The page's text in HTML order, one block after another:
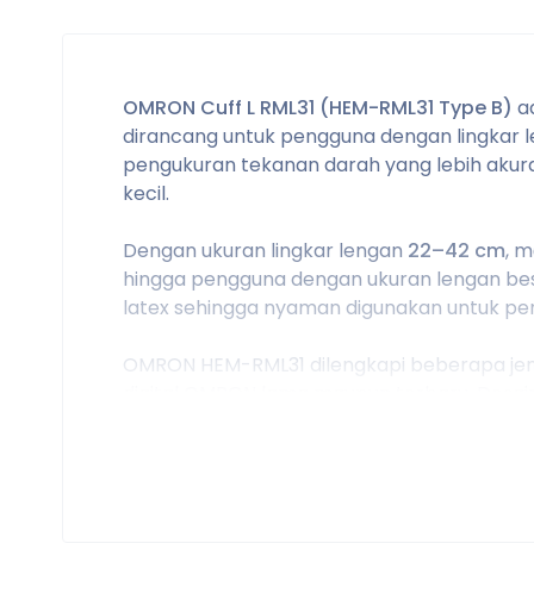
OMRON Cuff L RML31 (HEM-RML31 Type B)
dirancang untuk pengguna dengan lingkar
pengukuran tekanan darah yang lebih
kecil.
Dengan ukuran lingkar lengan 22–42 cm,
hingga pengguna dengan ukuran lengan
latex sehingga nyaman digunakan untuk
OMRON HEM-RML31 dilengkapi
lengan dengan lebih baik untuk